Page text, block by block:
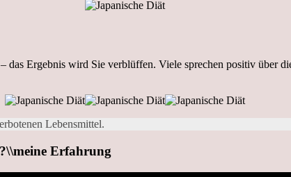
das Ergebnis wird Sie verblüffen. Viele sprechen positiv
Lebensmittel.
Erfahrung